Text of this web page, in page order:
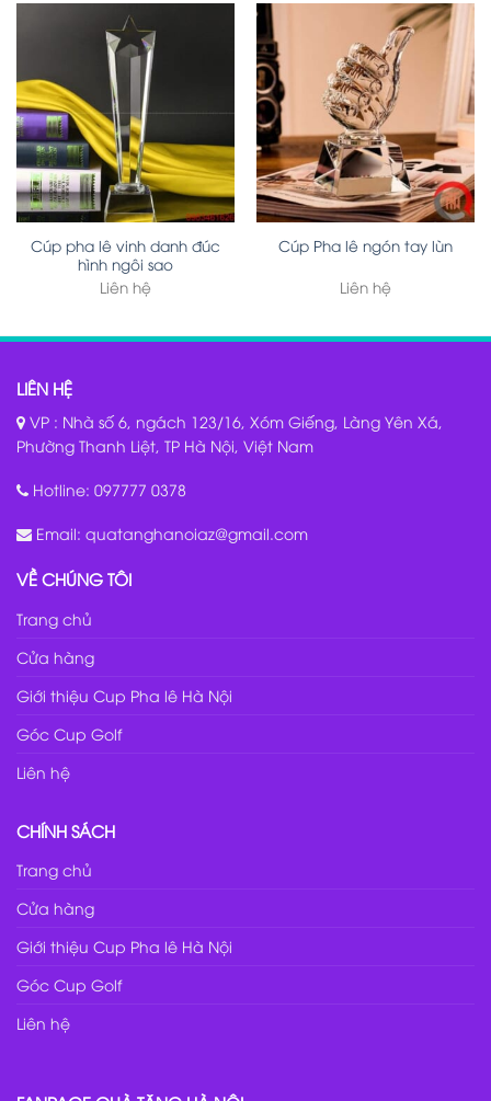
Cúp pha lê vinh danh đúc
hình ngôi sao
Liên hệ
Cúp Pha lê ngón tay lùn
Liên hệ
LIÊN HỆ
VP : Nhà số 6, ngách 123/16, Xóm Giếng, Làng Yên Xá,
Phường Thanh Liệt, TP Hà Nội, Việt Nam
Hotline: 097777 0378
Email: quatanghanoiaz@gmail.com
VỀ CHÚNG TÔI
Trang chủ
Cửa hàng
Giới thiệu Cup Pha lê Hà Nội
Góc Cup Golf
Liên hệ
CHÍNH SÁCH
Trang chủ
Cửa hàng
Giới thiệu Cup Pha lê Hà Nội
Góc Cup Golf
Liên hệ